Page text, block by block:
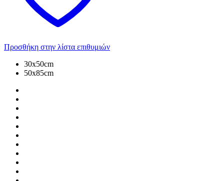
Προσθήκη στην λίστα επιθυμιών
30x50cm
50x85cm